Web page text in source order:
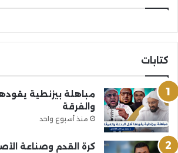
كتابات
مباهلة بيزنطية
والفرقة
منذ أسبوع واحد
كرة القدم وصناعة